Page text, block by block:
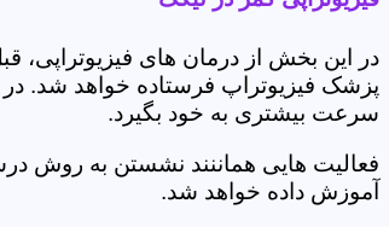
در این بخش از درمان های
پزشک فیزیوتراپ فرستاده خواهد شد. در
سرعت بیشتری به خود بگیرد.
فعالیت هایی هماننند نشستن به روش
آموزش داده خواهد شد.